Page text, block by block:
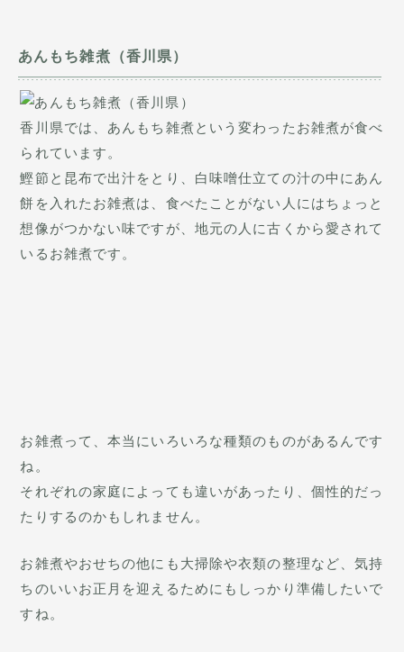
あんもち雑煮（香川県）
香川県では、あんもち雑煮という変わったお雑煮が食べ
られています。
鰹節と昆布で出汁をとり、白味噌仕立ての汁の中にあん
餅を入れたお雑煮は、食べたことがない人にはちょっと
想像がつかない味ですが、地元の人に古くから愛されて
いるお雑煮です。
お雑煮って、本当にいろいろな種類のものがあるんです
ね。
それぞれの家庭によっても違いがあったり、個性的だっ
たりするのかもしれません。
お雑煮やおせちの他にも大掃除や衣類の整理など、気持
ちのいいお正月を迎えるためにもしっかり準備したいで
すね。